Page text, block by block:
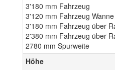
3'180 mm Fahrzeug
3'120 mm Fahrzeug Wanne
3'180 mm Fahrzeug über
2'380 mm Fahrzeug über
2780 mm Spurweite
Höhe